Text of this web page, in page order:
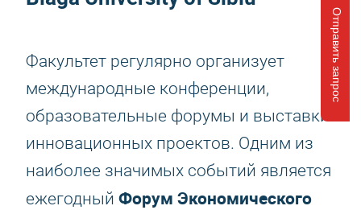
Отправить запрос
Факультет регулярно организует
международные конференции,
образовательные форумы и выставки
инновационных проектов. Одним из
наиболее значимых событий является
ежегодный Форум Экономического